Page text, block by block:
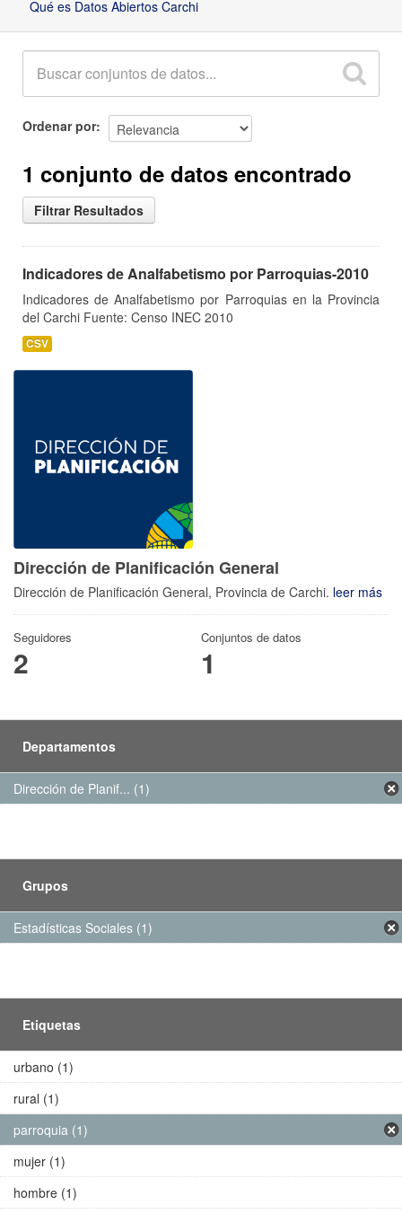
Qué es Datos Abiertos Carchi
Ordenar por
1 conjunto de datos encontrado
Filtrar Resultados
Indicadores de Analfabetismo por Parroquias-2010
Indicadores de Analfabetismo por Parroquias en la Provincia
del Carchi Fuente: Censo INEC 2010
CSV
Dirección de Planificación General
Dirección de Planificación General, Provincia de Carchi. leer más
Seguidores
2
Conjuntos de datos
1
Departamentos
Dirección de Planif... (1)
Grupos
Estadísticas Sociales (1)
Etiquetas
urbano (1)
rural (1)
parroquia (1)
mujer (1)
hombre (1)